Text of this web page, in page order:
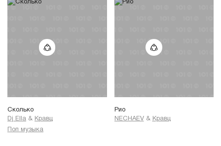
Сколько
Dj Ella & Кравц
Поп музыка
Рио
NECHAEV & Кравц